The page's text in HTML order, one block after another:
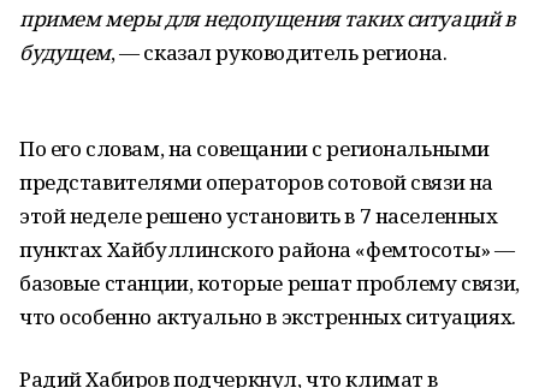
примем меры для недопущения таких ситуаций в
будущем, — сказал руководитель региона.
По его словам, на совещании с региональными
представителями операторов сотовой связи на
этой неделе решено установить в 7 населенных
пунктах Хайбуллинского района «фемтосоты» —
базовые станции, которые решат проблему связи,
что особенно актуально в экстренных ситуациях.
Радий Хабиров подчеркнул, что климат в